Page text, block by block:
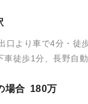
口より車で4分・徒
車徒歩1分、長野自
場合 180万